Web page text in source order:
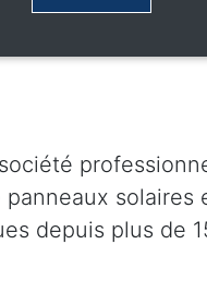
société
solaires
depuis plus de